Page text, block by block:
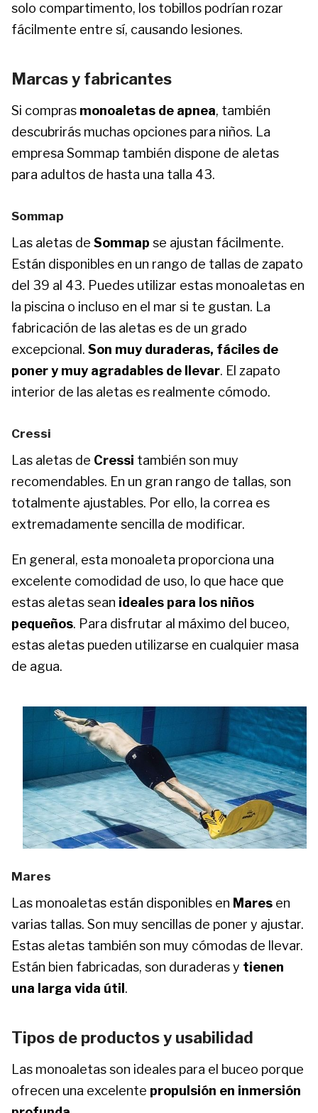
solo compartimento, los tobillos podrían rozar
fácilmente entre sí, causando lesiones.
Marcas y fabricantes
Si compras monoaletas de apnea, también
descubrirás muchas opciones para niños. La
empresa Sommap también dispone de aletas
para adultos de hasta una talla 43.
Sommap
Las aletas de Sommap se ajustan fácilmente.
Están disponibles en un rango de tallas de zapato
del 39 al 43. Puedes utilizar estas monoaletas en
la piscina o incluso en el mar si te gustan. La
fabricación de las aletas es de un grado
excepcional. Son muy duraderas, fáciles de
poner y muy agradables de llevar. El zapato
interior de las aletas es realmente cómodo.
Cressi
Las aletas de Cressi también son muy
recomendables. En un gran rango de tallas, son
totalmente ajustables. Por ello, la correa es
extremadamente sencilla de modificar.
En general, esta monoaleta proporciona una
excelente comodidad de uso, lo que hace que
estas aletas sean ideales para los niños
pequeños. Para disfrutar al máximo del buceo,
estas aletas pueden utilizarse en cualquier masa
de agua.
Mares
Las monoaletas están disponibles en Mares en
varias tallas. Son muy sencillas de poner y ajustar.
Estas aletas también son muy cómodas de llevar.
Están bien fabricadas, son duraderas y tienen
una larga vida útil .
Tipos de productos y usabilidad
Las monoaletas son ideales para el buceo porque
ofrecen una excelente propulsión en inmersión